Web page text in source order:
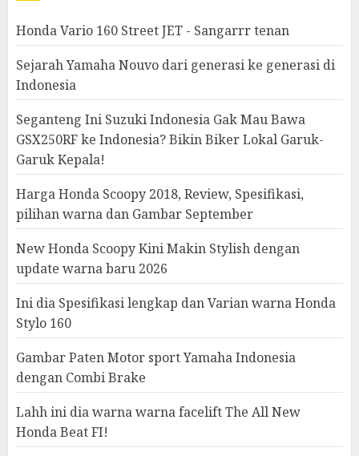
Honda Vario 160 Street JET - Sangarrr tenan
Sejarah Yamaha Nouvo dari generasi ke generasi di
Indonesia
Seganteng Ini Suzuki Indonesia Gak Mau Bawa
GSX250RF ke Indonesia? Bikin Biker Lokal Garuk-
Garuk Kepala!
Harga Honda Scoopy 2018, Review, Spesifikasi,
pilihan warna dan Gambar September
New Honda Scoopy Kini Makin Stylish dengan
update warna baru 2026
Ini dia Spesifikasi lengkap dan Varian warna Honda
Stylo 160
Gambar Paten Motor sport Yamaha Indonesia
dengan Combi Brake
Lahh ini dia warna warna facelift The All New
Honda Beat FI!